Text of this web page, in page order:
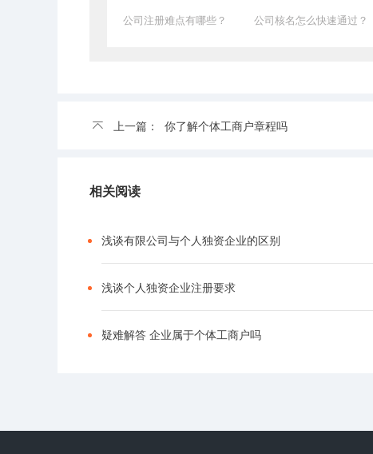
公司注册难点有哪些？
公司核名怎么快速通过？
上一篇： 你了解个体工商户章程吗
相关阅读
浅谈有限公司与个人独资企业的区别
浅谈个人独资企业注册要求
疑难解答 企业属于个体工商户吗